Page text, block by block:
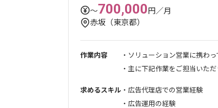
〜700,000円／月
赤坂（東京都）
作業内容
・ソリューション営業に携わ
・主に下記作業をご担当いただ
求めるスキル ・広告代理店での営業経験
・広告運用の経験